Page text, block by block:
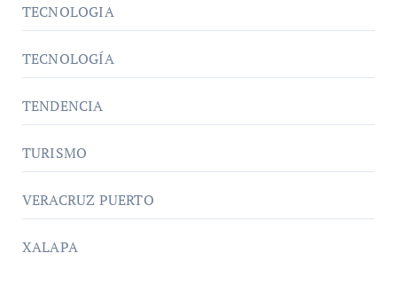
TECNOLOGIA
TECNOLOGÍA
TENDENCIA
TURISMO
VERACRUZ PUERTO
XALAPA